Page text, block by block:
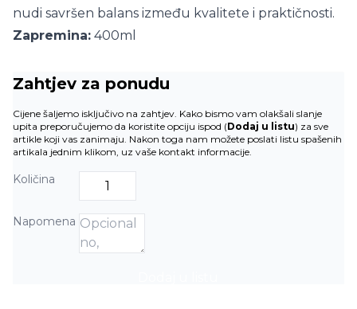
nudi savršen balans između kvalitete i praktičnosti.
Zapremina: 400ml
Zahtjev za ponudu
Cijene šaljemo isključivo na zahtjev. Kako bismo vam olakšali slanje
upita preporučujemo da koristite opciju ispod (Dodaj u listu) za sve
artikle koji vas zanimaju. Nakon toga nam možete poslati listu spašenih
artikala jednim klikom, uz vaše kontakt informacije.
Količina
Napomena